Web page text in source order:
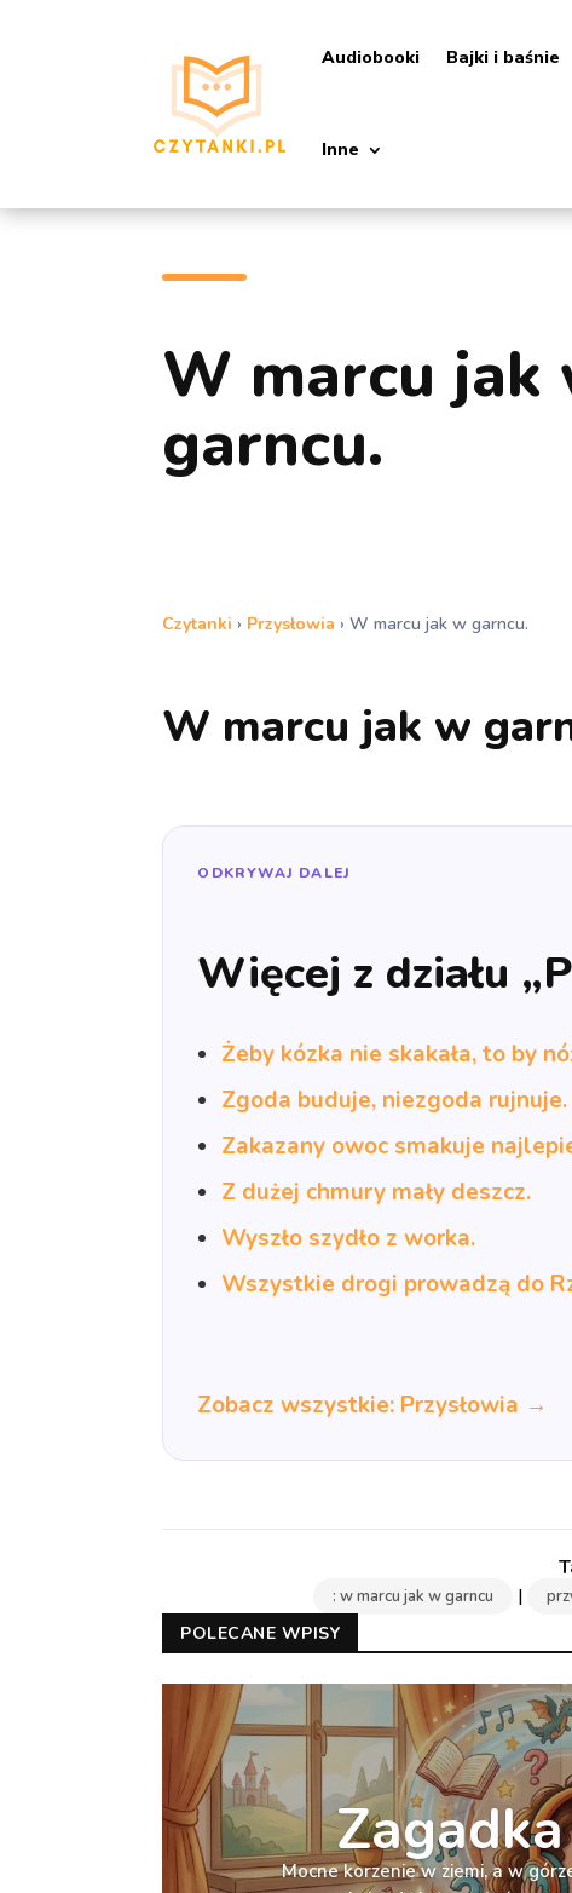
Audiobooki Bajki i baśnie
Inne
W marcu jak
garncu.
Czytanki › Przysłowia ›W marcu jak w garncu.
W marcu jak w
ODKRYWAJ DALEJ
Więcej z działu
Żeby kózka nie skakała, to by
Zgoda buduje, niezgoda rujnuje.
Zakazany owoc smakuje
Z dużej chmury mały deszcz.
Wyszło szydło z worka.
Wszystkie drogi prowadzą do
Zobacz wszystkie: Przysłowia →
: w marcu jak w garncu |
POLECANE WPISY
Mocne korzenie w ziemi, a w